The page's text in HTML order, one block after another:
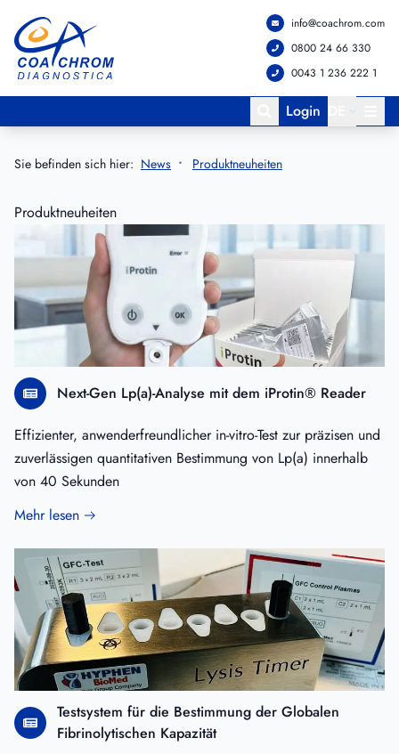
Zum Hauptmenü springen
Zum Hauptinhalt springen
info@coachrom.com
0800 24 66 330
0043 1 236 222 1
Login
Sie befinden sich hier: News Produktneuheiten
Produktneuheiten
Next-Gen Lp(a)-Analyse mit dem iProtin® Reader
Effizienter, anwenderfreundlicher in-vitro-Test zur präzisen und
zuverlässigen quantitativen Bestimmung von Lp(a) innerhalb
von 40 Sekunden
Mehr lesen
Testsystem für die Bestimmung der Globalen
Fibrinolytischen Kapazität